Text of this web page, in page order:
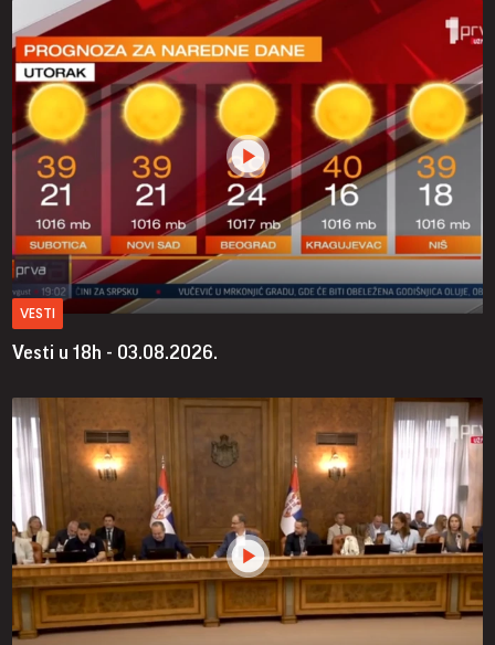
VESTI
Vesti u 18h - 03.08.2026.